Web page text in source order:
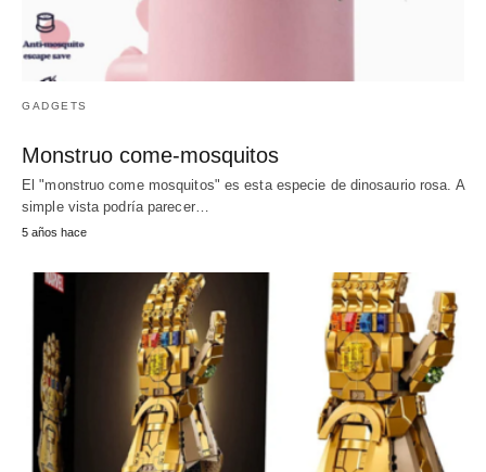
GADGETS
Monstruo come-mosquitos
El "monstruo come mosquitos" es esta especie de dinosaurio rosa. A
simple vista podría parecer…
5 años hace